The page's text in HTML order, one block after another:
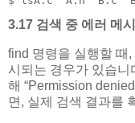
3.17 검색 중 에러 메
find 명령을 실행할 때
시되는 경우가 있습니
해 “Permission
면, 실제 검색 결과를